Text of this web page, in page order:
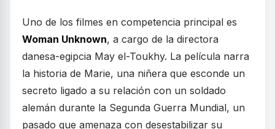
Uno de los filmes en competencia principal es
Woman Unknown, a cargo de la directora
danesa-egipcia May el-Toukhy. La película narra
la historia de Marie, una niñera que esconde un
secreto ligado a su relación con un soldado
alemán durante la Segunda Guerra Mundial, un
pasado que amenaza con desestabilizar su